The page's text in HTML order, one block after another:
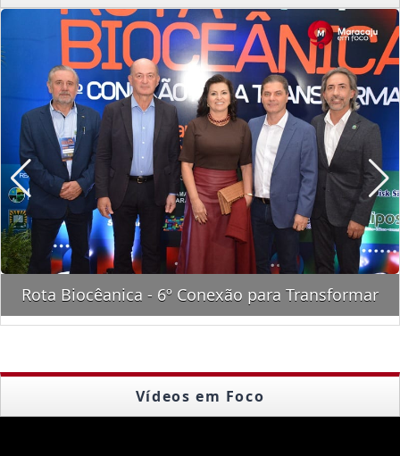
Rota Biocêanica - 6º Conexão para Transformar
Vídeos em Foco